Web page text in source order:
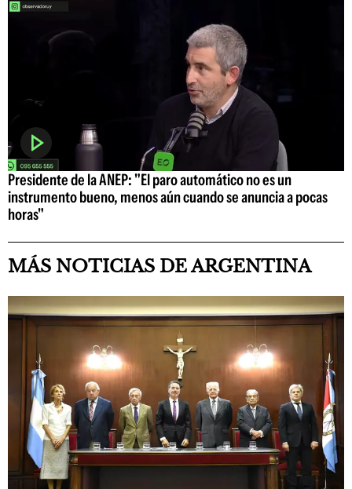
Presidente de la ANEP: "El paro automático no es un
instrumento bueno, menos aún cuando se anuncia a pocas
horas"
MÁS NOTICIAS DE ARGENTINA